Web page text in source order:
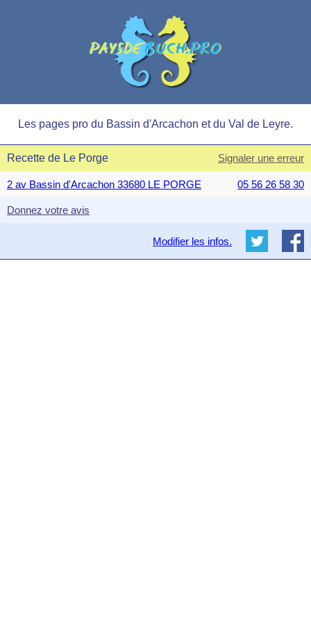
Les pages pro du Bassin d'Arcachon et du Val de Leyre.
Recette de Le Porge Signaler une erreur
2 av Bassin d'Arcachon 33680 LE PORGE 05 56 26 58 30
Donnez votre avis
Modifier les infos.